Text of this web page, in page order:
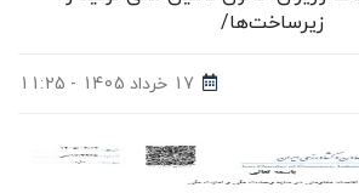
زیرساخت‌ها/
17 خرداد 1405 - 11:25